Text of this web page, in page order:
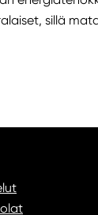
sillä